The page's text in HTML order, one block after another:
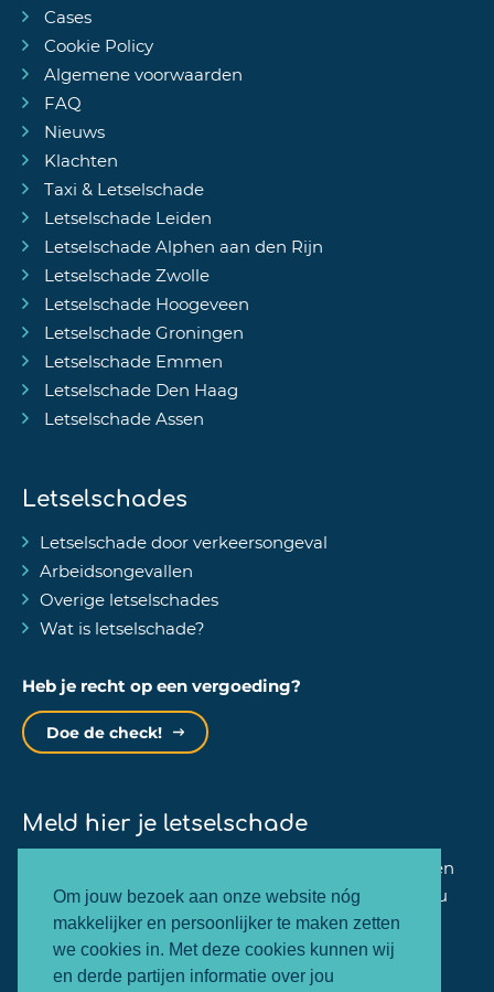
Om jouw bezoek aan onze website nóg
makkelijker en persoonlijker te maken zetten
we cookies in. Met deze cookies kunnen wij
en derde partijen informatie over jou
Cases
Cookie Policy
Algemene voorwaarden
FAQ
Nieuws
Klachten
Taxi & Letselschade
Letselschade Leiden
Letselschade Alphen aan den Rijn
Letselschade Zwolle
Letselschade Hoogeveen
Letselschade Groningen
Letselschade Emmen
Letselschade Den Haag
Letselschade Assen
Letselschades
Letselschade door verkeersongeval
Arbeidsongevallen
Overige letselschades
Wat is letselschade?
Heb je recht op een vergoeding?
Doe de check!
Meld hier je letselschade
Binnen één minuut kan jij je zaak bij ons aanmelden
en zullen wij dezelfde werkdag nog contact met jou
opnemen.
Letselschade melden